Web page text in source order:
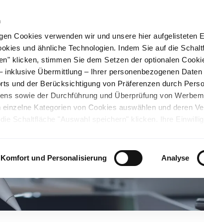
Cookies verwenden wir und unsere hier aufgelisteten
und ähnliche Technologien. Indem Sie auf die
klicken, stimmen Sie dem Setzen der optionalen
inklusive Übermittlung – Ihrer personenbezogenen
und der Berücksichtigung von Präferenzen durch
sowie der Durchführung und Überprüfung von
Kategorien von Cookies auswählen und deren
Schaltfläche "Auswahl speichern" klicken. Ihre
können und Ihre Datenschutzrechte eingeschränkt
Cookies und ähnlichen Technologien sowie zur
z.B. zu den verarbeiteten Daten, den Speicherdauern
Sie durch Anklicken von "Details zeigen" oder durch
, die am Ende der Webseite verlinkt ist, wählen und
Komfort und Personalisierung Analyse
Stahl Nachhaltigkeit Karriere